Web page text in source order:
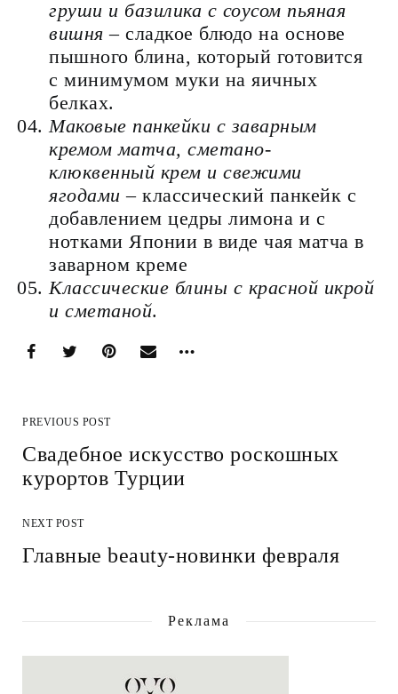
груши и базилика с соусом пьяная
вишня – сладкое блюдо на основе
пышного блина, который готовится
с минимумом муки на яичных
белках.
Маковые панкейки с заварным
кремом матча, сметано-
клюквенный крем и свежими
ягодами – классический панкейк с
добавлением цедры лимона и с
нотками Японии в виде чая матча в
заварном креме
Классические блины с красной икрой
и сметаной.
PREVIOUS POST
Свадебное искусство роскошных
курортов Турции
NEXT POST
Главные beauty-новинки февраля
Реклама